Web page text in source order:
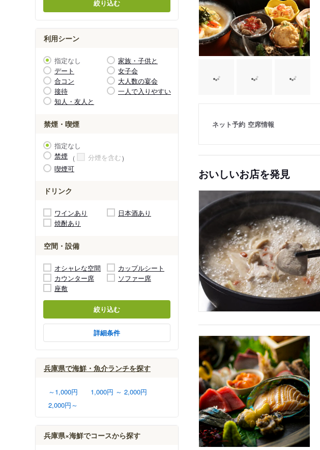
絞り込む
利用シーン
指定なし
家族・子供と
デート
女子会
合コン
大人数の宴会
接待
一人で入りやすい
知人・友人と
禁煙・喫煙
指定なし
禁煙
分煙を含む
喫煙可
ドリンク
ワインあり
日本酒あり
焼酎あり
空間・設備
オシャレな空間
カップルシート
カウンター席
ソファー席
座敷
絞り込む
詳細条件
兵庫県で海鮮・魚介ランチを探す
～1,000円
1,000円 ～ 2,000円
2,000円～
兵庫県×海鮮でコースから探す
ネット予約 空席情報
おいしいお店を発見